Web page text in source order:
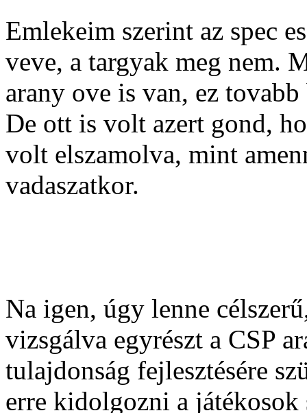
Emlekeim szerint az spec
veve, a targyak meg nem.
arany ove is van, ez
De ott is volt azert gond,
volt elszamolva, mint
vadaszatkor.
Na igen, úgy lenne
vizsgálva egyrészt a CSP
tulajdonság fejlesztésére
erre kidolgozni a játékosok